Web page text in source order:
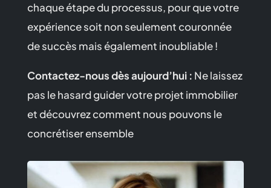
chaque étape du processus, pour que votre
expérience soit non seulement couronnée
de succès mais également inoubliable !
Contactez-nous dès aujourd’hui : Ne laissez
pas le hasard guider votre projet immobilier
et découvrez comment nous pouvons le
concrétiser ensemble